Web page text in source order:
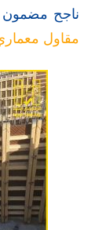
ناجح مضمون
مقاول